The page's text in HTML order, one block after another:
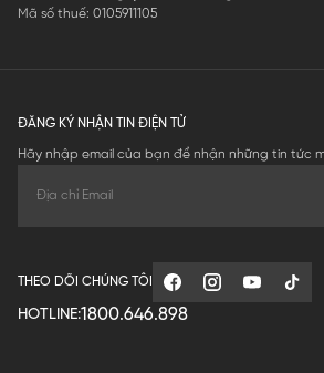
Mã số thuế: 0105911105
ĐĂNG KÝ NHẬN TIN ĐIỆN TỬ
Hãy nhập email của bạn để nhận những tin tức
THEO DÕI CHÚNG TÔI
HOTLINE:1800.646.898